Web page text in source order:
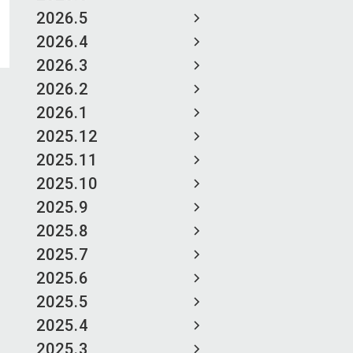
2026.5
2026.4
2026.3
2026.2
2026.1
2025.12
2025.11
2025.10
2025.9
2025.8
2025.7
2025.6
2025.5
2025.4
2025.3